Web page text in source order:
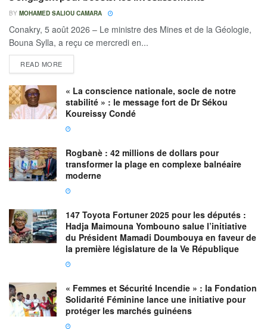
BY MOHAMED SALIOU CAMARA
Conakry, 5 août 2026 – Le ministre des Mines et de la Géologie,
Bouna Sylla, a reçu ce mercredi en...
READ MORE
« La conscience nationale, socle de notre
stabilité » : le message fort de Dr Sékou
Koureissy Condé
Rogbanè : 42 millions de dollars pour
transformer la plage en complexe balnéaire
moderne
147 Toyota Fortuner 2025 pour les députés :
Hadja Maimouna Yombouno salue l’initiative
du Président Mamadi Doumbouya en faveur de
la première législature de la Ve République
« Femmes et Sécurité Incendie » : la Fondation
Solidarité Féminine lance une initiative pour
protéger les marchés guinéens